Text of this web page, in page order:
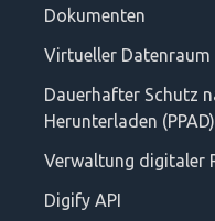
Dokumenten
Virtueller Datenraum
Dauerhafter Schutz
Herunterladen (PPAD)
Verwaltung digitaler
Digify API